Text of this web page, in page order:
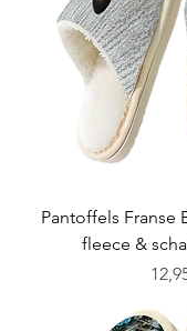
Pantoffels Franse
fleece &